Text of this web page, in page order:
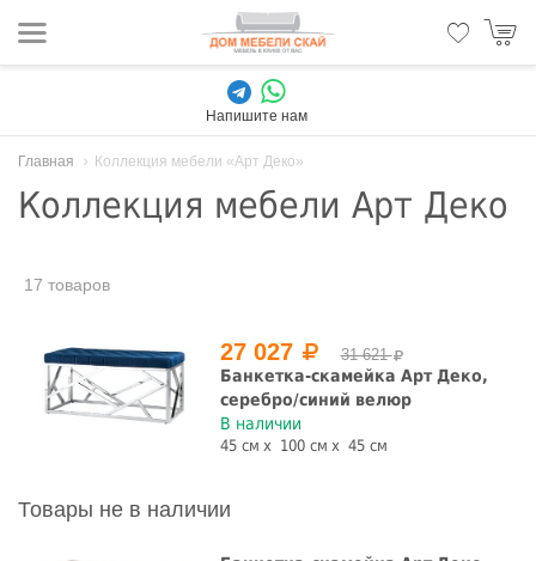
Напишите нам
Главная Коллекция мебели «Арт Деко»
Коллекция мебели Арт Деко
17 товаров
27 027 31 621
Банкетка-скамейка Арт Деко,
серебро/синий велюр
В наличии
45 см 100 см 45 см
Товары не в наличии